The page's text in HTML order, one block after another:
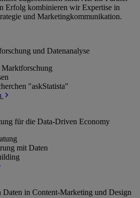
Erfolg kombinieren wir Expertise in
und Marketingkommunikation.
und Datenanalyse
"askStatista"
für die Data-Driven Economy
mit Daten
Daten in Content-Marketing und Design